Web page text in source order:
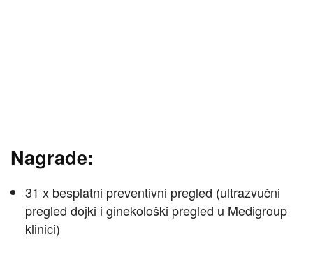
Nagrade:
31 x besplatni preventivni pregled (ultrazvučni
pregled dojki i ginekološki pregled u Medigroup
klinici)